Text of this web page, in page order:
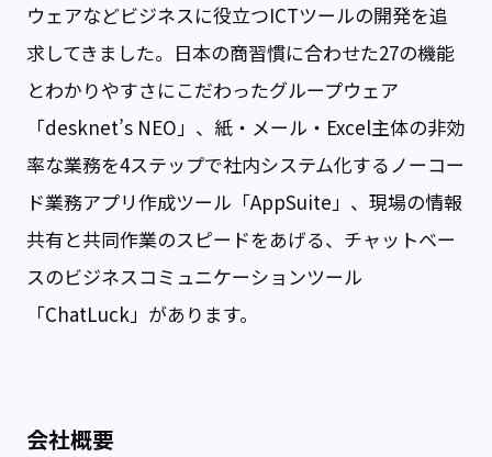
ウェアなどビジネスに役立つICTツールの開発を追
求してきました。日本の商習慣に合わせた27の機能
とわかりやすさにこだわったグループウェア
「desknet’s NEO」、紙・メール・Excel主体の非効
率な業務を4ステップで社内システム化するノーコー
ド業務アプリ作成ツール「AppSuite」、現場の情報
共有と共同作業のスピードをあげる、チャットベー
スのビジネスコミュニケーションツール
「ChatLuck」があります。
会社概要